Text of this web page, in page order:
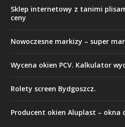
Sklep internetowy z tanimi
ceny
Nowoczesne markizy – super
Wycena okien PCV. Kalkulator
Rolety screen Bydgoszcz.
Producent okien Aluplast – okna